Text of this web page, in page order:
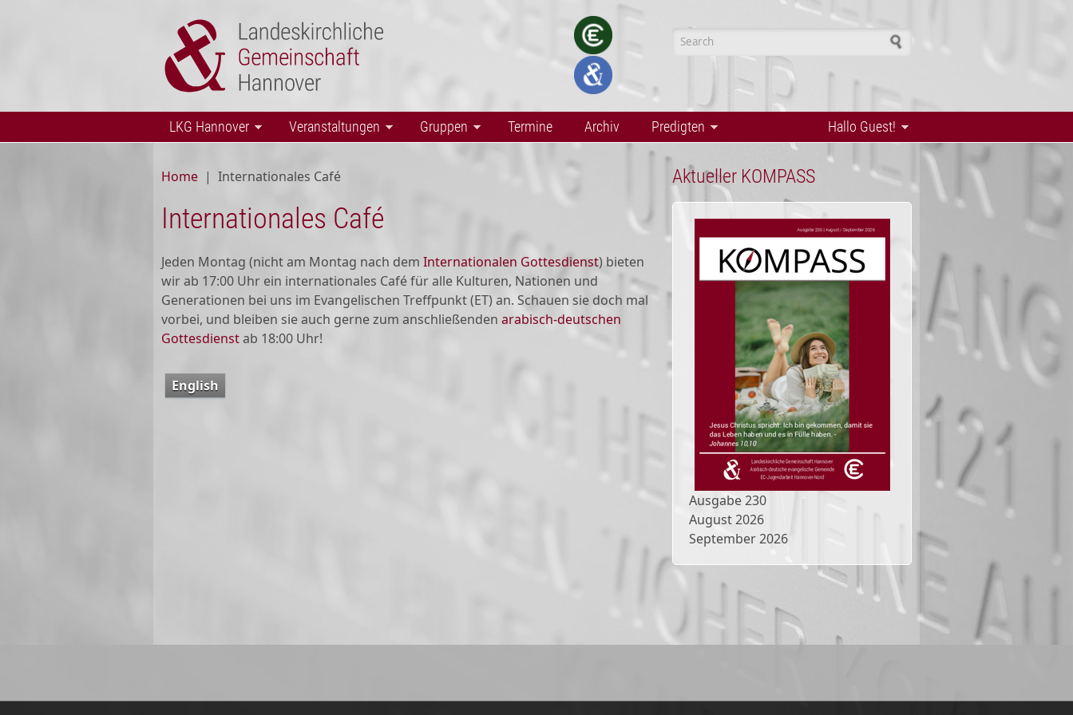
Search form
LKG Hannover Veranstaltungen Gruppen Termine Archiv Predigten Hallo Guest!
Home | Internationales Café
Internationales Café
Jeden Montag (nicht am Montag nach dem Internationalen Gottesdienst) bieten
wir ab 17:00 Uhr ein internationales Café für alle Kulturen, Nationen und
Generationen bei uns im Evangelischen Treffpunkt (ET) an. Schauen sie doch mal
vorbei, und bleiben sie auch gerne zum anschließenden arabisch-deutschen
Gottesdienstab 18:00 Uhr!
English
Aktueller KOMPASS
Ausgabe230
August 2026
September 2026